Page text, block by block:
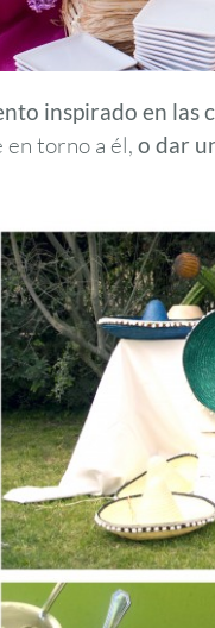
inspirado en las
torno a él, o dar